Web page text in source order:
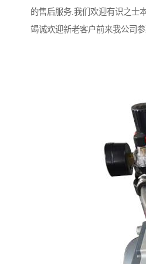
的售后服务.我们欢迎有识之士
竭诚欢迎新老客户前来我公司参